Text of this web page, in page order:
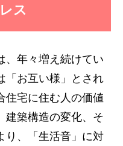
ス
、年々増え続けてい
「お互い様」とされ
住宅に住む人の価値
建築構造の変化、そ
り、「生活音」に対